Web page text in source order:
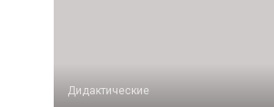
Дидактические